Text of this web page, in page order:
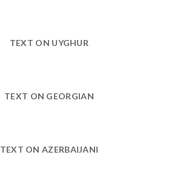
TEXT ON UYGHUR
TEXT ON GEORGIAN
TEXT ON AZERBAIJANI